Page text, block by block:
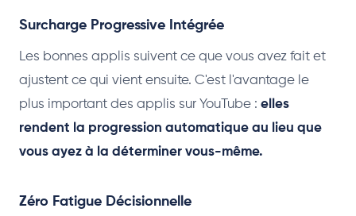
Surcharge Progressive Intégrée
Les bonnes applis suivent ce que vous avez fait et
ajustent ce qui vient ensuite. C'est l'avantage le
plus important des applis sur YouTube : elles
rendent la progression automatique au lieu que
vous ayez à la déterminer vous-même.
Zéro Fatigue Décisionnelle